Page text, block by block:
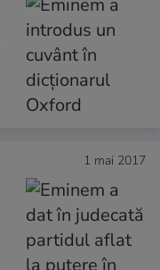
1 mai 2017